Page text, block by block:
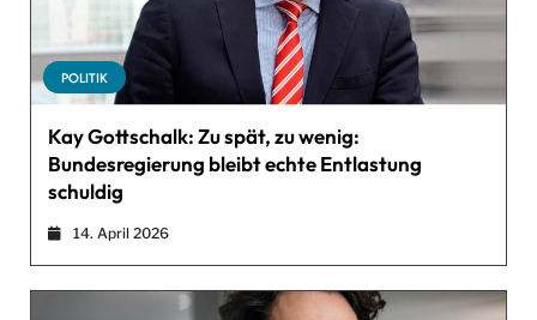
POLITIK
Kay Gottschalk: Zu spät, zu wenig:
Bundesregierung bleibt echte Entlastung
schuldig
14. April 2026